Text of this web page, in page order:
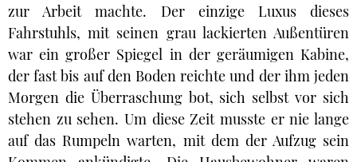
zur Arbeit machte. Der einzige Luxus dieses
Fahrstuhls, mit seinen grau lackierten Außentüren
war ein großer Spiegel in der geräumigen Kabine,
der fast bis auf den Boden reichte und der ihm jeden
Morgen die Überraschung bot, sich selbst vor sich
stehen zu sehen. Um diese Zeit musste er nie lange
auf das Rumpeln warten, mit dem der Aufzug sein